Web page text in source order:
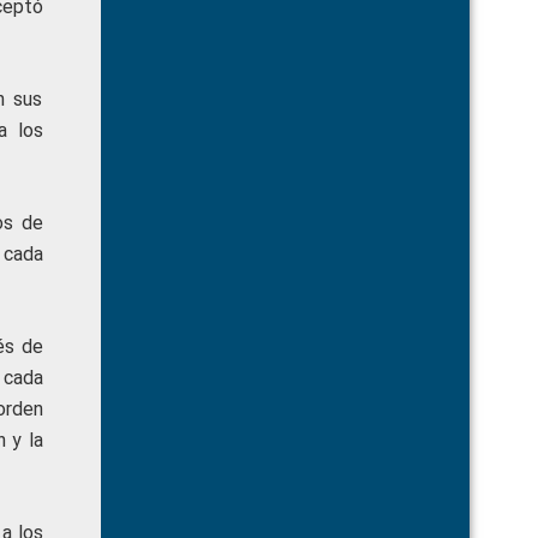
sus
los
de
de
y la
los